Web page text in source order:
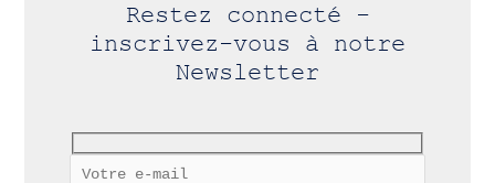
Restez connecté -
inscrivez-vous à notre
Newsletter